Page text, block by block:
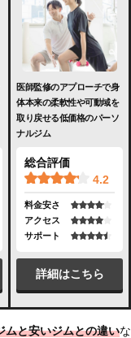
医師監修のアプローチで身
体本来の柔軟性や可動域を
取り戻せる低価格のパーソ
ナルジム
総合評価
4.2
料金安さ
アクセス
サポート
詳細はこちら
ムと安いジムとの違いな